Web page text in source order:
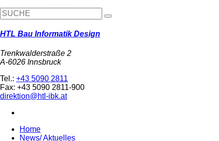
HTL Bau Informatik Design
Trenkwalderstraße 2
A-6026 Innsbruck
Tel.: +43 5090 2811
Fax: +43 5090 2811-900
direktion@htl-ibk.at
Home
News/ Aktuelles